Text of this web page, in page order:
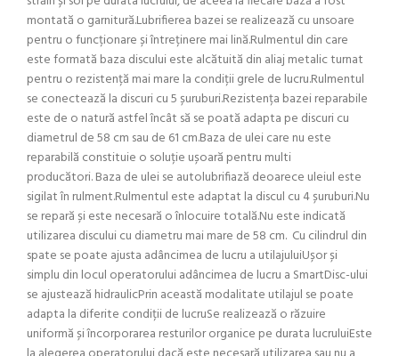
montată o garnitură.Lubrifierea bazei se realizează cu unsoare
pentru o funcționare și întreținere mai lină.Rulmentul din care
este formată baza discului este alcătuită din aliaj metalic turnat
pentru o rezistență mai mare la condiții grele de lucru.Rulmentul
se conectează la discuri cu 5 șuruburi.Rezistența bazei reparabile
este de o natură astfel încât să se poată adapta pe discuri cu
diametrul de 58 cm sau de 61 cm.Baza de ulei care nu este
reparabilă constituie o soluție ușoară pentru multi
producători. Baza de ulei se autolubrifiază deoarece uleiul este
sigilat în rulment.Rulmentul este adaptat la discul cu 4 șuruburi.Nu
se repară și este necesară o înlocuire totală.Nu este indicată
utilizarea discului cu diametru mai mare de 58 cm. Cu cilindrul din
spate se poate ajusta adâncimea de lucru a utilajuluiUșor și
simplu din locul operatorului adâncimea de lucru a SmartDisc-ului
se ajustează hidraulicPrin această modalitate utilajul se poate
adapta la diferite condiții de lucruSe realizează o răzuire
uniformă și încorporarea resturilor organice pe durata lucruluiEste